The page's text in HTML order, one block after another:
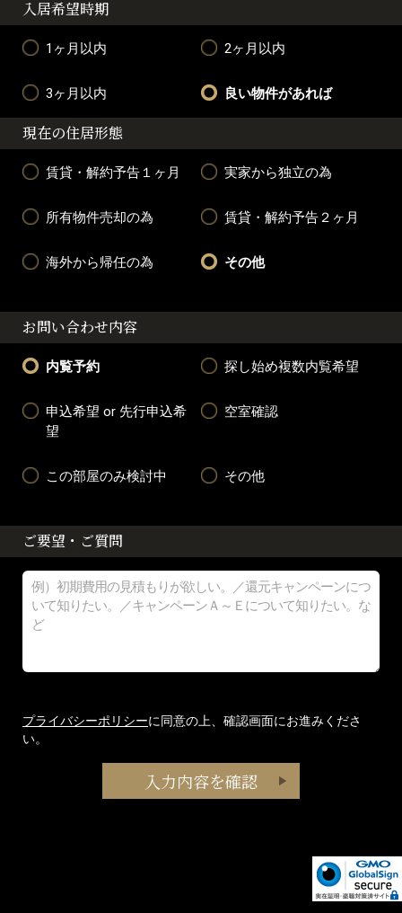
入居希望時期
1ヶ月以内 2ヶ月以内
3ヶ月以内 良い物件があれば
現在の住居形態
賃貸・解約予告１ヶ月 実家から独立の為
所有物件売却の為 賃貸・解約予告２ヶ月
海外から帰任の為 その他
お問い合わせ内容
内覧予約 探し始め複数内覧希望
申込希望 or 先行申込希
望
空室確認
この部屋のみ検討中 その他
ご要望・ご質問
プライバシーポリシーに同意の上、確認画面にお進みくださ
い。